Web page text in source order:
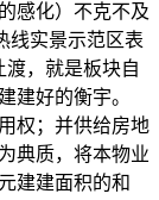
感化）不克不及
线实景示范区表
，就是板块自
建好的衡宇。
权；并供给房地
典质，将本物业
建建面积的和